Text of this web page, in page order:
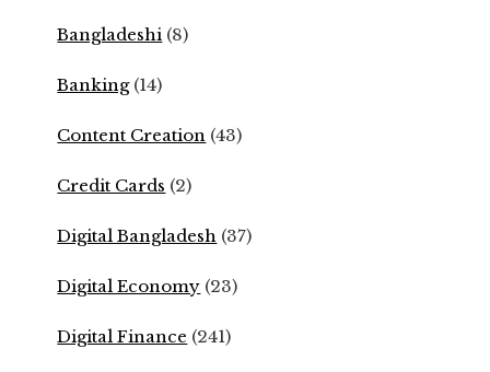
Bangladeshi (8)
Banking(14)
Content Creation (43)
Credit Cards (2)
Digital Bangladesh (37)
Digital Economy (23)
Digital Finance (241)